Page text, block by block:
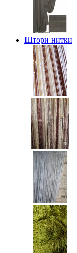
Штори нитки